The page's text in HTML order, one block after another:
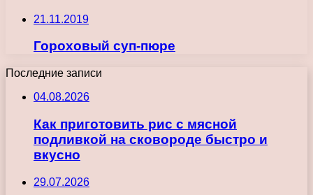
21.11.2019
Гороховый суп-пюре
Последние записи
04.08.2026
Как приготовить рис с мясной
подливкой на сковороде быстро и
вкусно
29.07.2026